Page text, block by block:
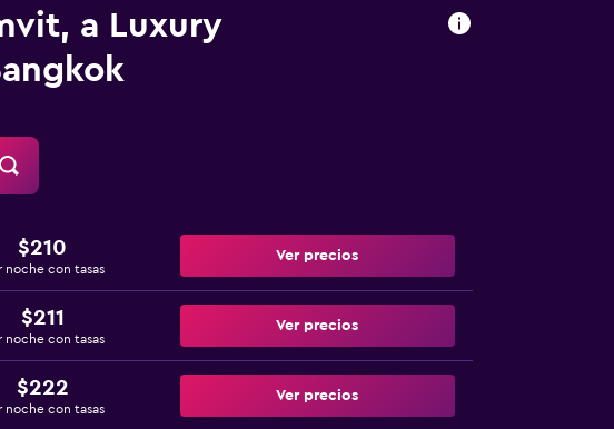
a Luxury
$210
noche con tasas
Ver precios
$211
noche con tasas
Ver precios
$222
noche con tasas
Ver precios